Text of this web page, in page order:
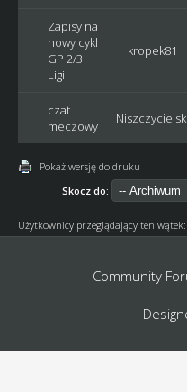
Zapisy na
nowy cykl
GP 2/3
Ligi
kropek81
czat
meczowy
Niszczycielski
Pokaż wersję do druku
Skocz do:
Użytkownicy przeglądający ten
Community